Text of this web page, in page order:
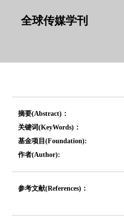
全球传媒学刊
摘要(Abstract)：
关键词(KeyWords)：
基金项目(Foundation):
作者(Author):
参考文献(References)：